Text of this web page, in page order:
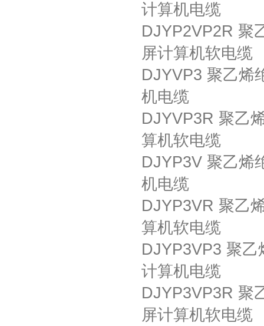
计算机电缆
DJYP2VP2R 聚
屏计算机软电缆
DJYVP3 聚乙烯
机电缆
DJYVP3R 聚乙
算机软电缆
DJYP3V 聚乙烯
机电缆
DJYP3VR 聚乙
算机软电缆
DJYP3VP3 聚
计算机电缆
DJYP3VP3R 聚
屏计算机软电缆